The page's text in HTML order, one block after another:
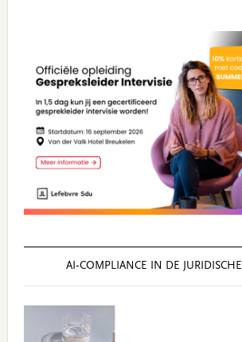
AI‑COMPLIANCE IN DE